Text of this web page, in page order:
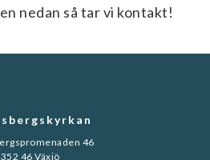
nedan så tar vi kontakt!
46
352 46 Växjö